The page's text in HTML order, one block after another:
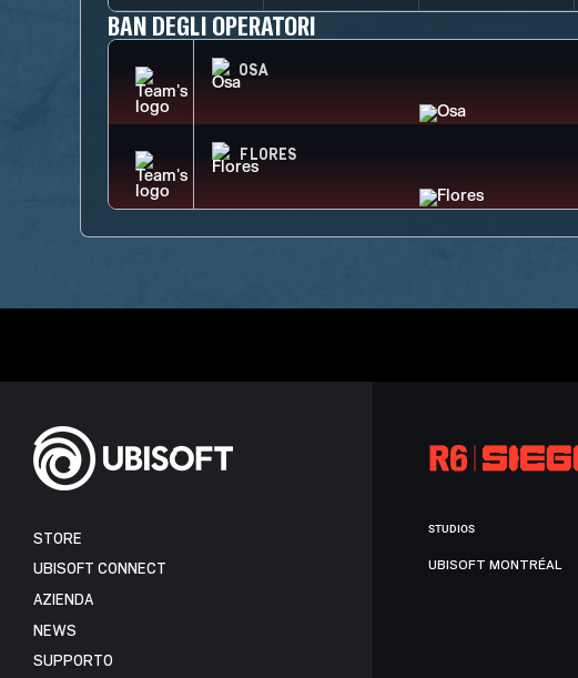
BAN DEGLI OPERATORI
OSA
FLORES
STORE
UBISOFT CONNECT
AZIENDA
NEWS
SUPPORTO
STUDIOS
UBISOFT MONTRÉAL